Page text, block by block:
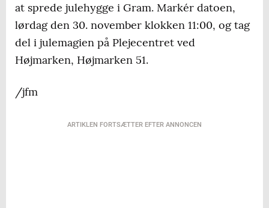
at sprede julehygge i Gram. Markér datoen,
lørdag den 30. november klokken 11:00, og tag
del i julemagien på Plejecentret ved
Højmarken, Højmarken 51.
/jfm
ARTIKLEN FORTSÆTTER EFTER ANNONCEN